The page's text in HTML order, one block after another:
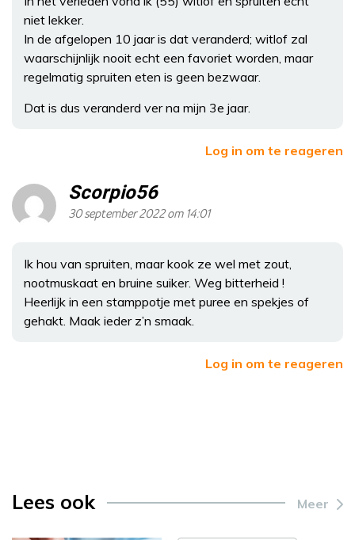
niet lekker.
In de afgelopen 10 jaar is dat veranderd; witlof zal
waarschijnlijk nooit echt een favoriet worden, maar
regelmatig spruiten eten is geen bezwaar.
Dat is dus veranderd ver na mijn 3e jaar.
Log in om te reageren
Scorpio56
30 september 2022 om 14:01
Ik hou van spruiten, maar kook ze wel met zout,
nootmuskaat en bruine suiker. Weg bitterheid !
Heerlijk in een stamppotje met puree en spekjes of
gehakt. Maak ieder z’n smaak.
Log in om te reageren
Lees ook Meer